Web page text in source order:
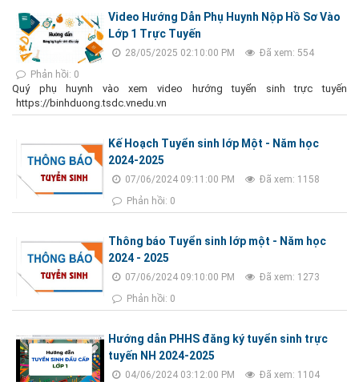
Video Hướng Dẫn Phụ Huynh Nộp Hồ Sơ Vào
Lớp 1 Trực Tuyến
28/05/2025 02:10:00 PM
Đã xem: 554
Phản hồi: 0
Quý phụ huynh vào xem video hướng tuyển sinh trực tuyến
https://binhduong.tsdc.vnedu.vn
Kế Hoạch Tuyển sinh lớp Một - Năm học
2024-2025
07/06/2024 09:11:00 PM
Đã xem: 1158
Phản hồi: 0
Thông báo Tuyển sinh lớp một - Năm học
2024 - 2025
07/06/2024 09:10:00 PM
Đã xem: 1273
Phản hồi: 0
Hướng dẫn PHHS đăng ký tuyển sinh trực
tuyến NH 2024-2025
04/06/2024 03:12:00 PM
Đã xem: 1104